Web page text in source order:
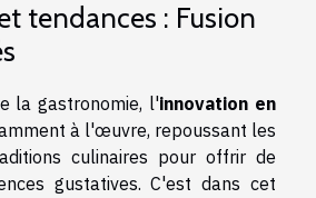
tendances : Fusion
la gastronomie, l'innovation en
à l'œuvre, repoussant les
culinaires pour offrir de
gustatives. C'est dans cet